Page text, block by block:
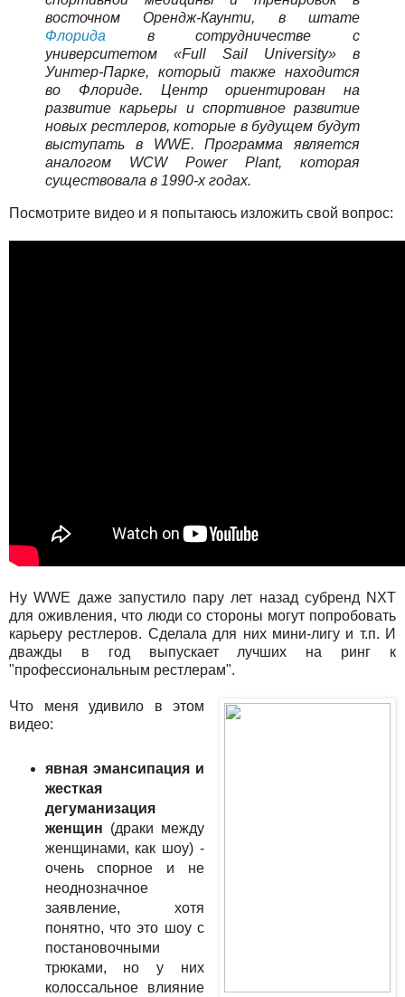
восточном Орендж-Каунти, в штате
Флорида в сотрудничестве с
университетом «Full Sail University» в
Уинтер-Парке, который также находится
во Флориде. Центр ориентирован на
развитие карьеры и спортивное развитие
новых рестлеров, которые в будущем будут
выступать в WWE. Программа является
аналогом WCW Power Plant, которая
существовала в 1990-х годах.
Посмотрите видео и я попытаюсь изложить свой вопрос:
Ну WWE даже запустило пару лет назад субренд NXT
для оживления, что люди со стороны могут попробовать
карьеру рестлеров. Сделала для них мини-лигу и т.п. И
дважды в год выпускает лучших на ринг к
"профессиональным рестлерам".
Что меня удивило в этом
видео:
явная эмансипация и
жесткая
дегуманизация
женщин (драки между
женщинами, как шоу) -
очень спорное и не
неоднозначное
заявление, хотя
понятно, что это шоу с
постановочными
трюками, но у них
колоссальное влияние